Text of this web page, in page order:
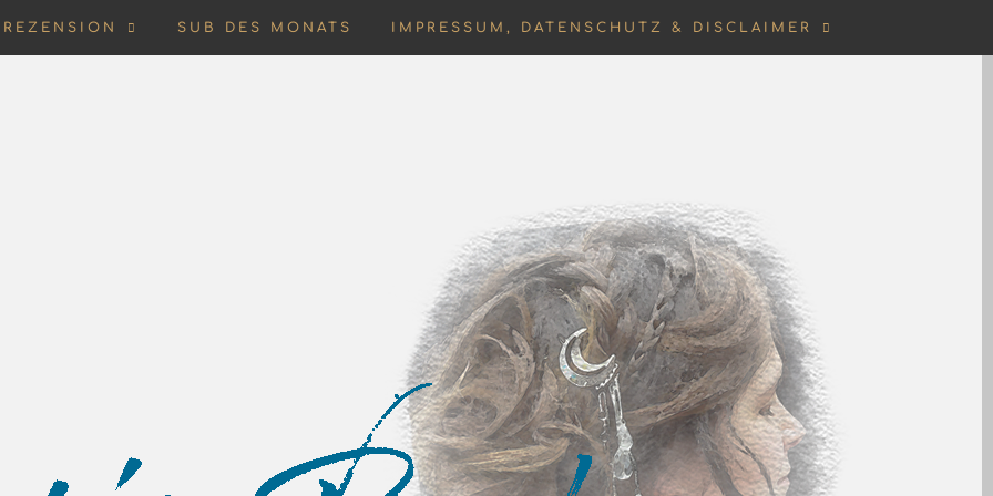
REZENSION SUB DES MONATS IMPRESSUM, DATENSCHUTZ & DISCLAIMER